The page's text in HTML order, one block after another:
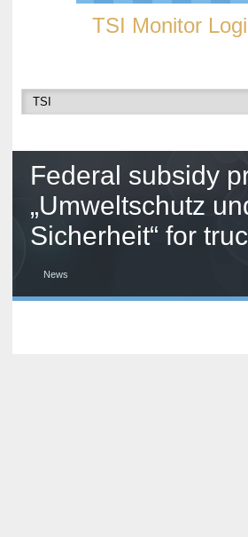
TSI Monitor
Federal subsidy
„Umweltschutz
Sicherheit“ for
News